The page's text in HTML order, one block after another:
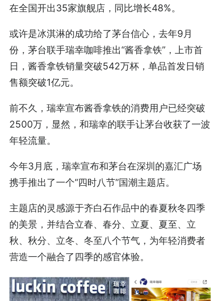
在全国开出35家旗舰店，同比增长48%。
或许是冰淇淋的成功给了茅台信心，去年9月
份，茅台联手瑞幸咖啡推出“酱香拿铁”，上市首
日，酱香拿铁销量突破542万杯，单品首发日销
售额突破1亿元。
前不久，瑞幸宣布酱香拿铁的消费用户已经突破
2500万，显然，和瑞幸的联手让茅台收获了一波
年轻流量。
今年3月底，瑞幸宣布和茅台在深圳的嘉汇广场
携手推出了一个“四时八节”国潮主题店。
主题店的灵感源于齐白石作品中的春夏秋冬四季
的美景，并结合立春、春分、立夏、夏至、立
秋、秋分、立冬、冬至八个节气，为年轻消费者
营造一个融合了四季的感官体验。